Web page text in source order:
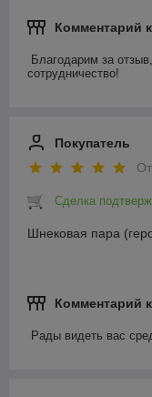
Комментарий
Благодарим за
сотрудничество!
Покупатель
Сделка
Шнековая пара
Комментарий
Рады видеть вас